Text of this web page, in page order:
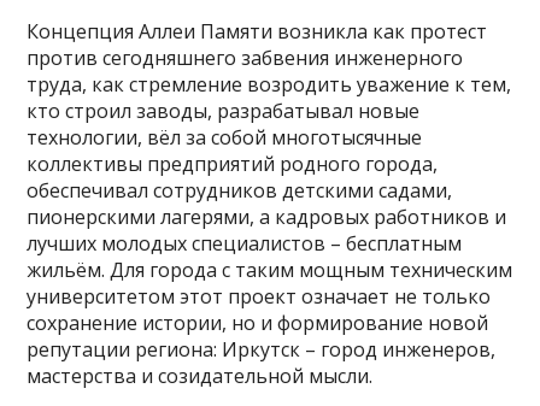
Концепция Аллеи Памяти возникла как протест
против сегодняшнего забвения инженерного
труда, как стремление возродить уважение к тем,
кто строил заводы, разрабатывал новые
технологии, вёл за собой многотысячные
коллективы предприятий родного города,
обеспечивал сотрудников детскими садами,
пионерскими лагерями, а кадровых работников и
лучших молодых специалистов – бесплатным
жильём. Для города с таким мощным техническим
университетом этот проект означает не только
сохранение истории, но и формирование новой
репутации региона: Иркутск – город инженеров,
мастерства и созидательной мысли.